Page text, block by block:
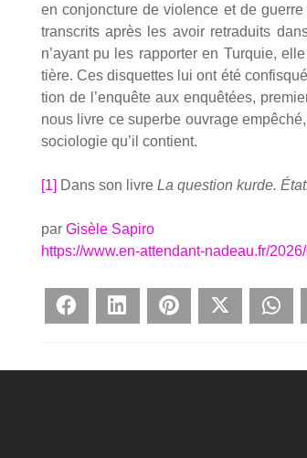
en conjonc­ture de vio­lence et de
trans­crits après les avoir retra­duits
n’ayant pu les rap­por­ter en Tur­quie,
tière. Ces dis­quettes lui ont été
tion de l’enquête aux enquê­tées,
nous livre ce superbe ouvrage
socio­lo­gie qu’il contient.
[1] Dans son livre La ques­tion kurde.
par Gisèle Sapiro
https://www.en-attendant-nadeau.fr/
Face­bookLin­ke­dIn Pin­te­rest Twit­ter